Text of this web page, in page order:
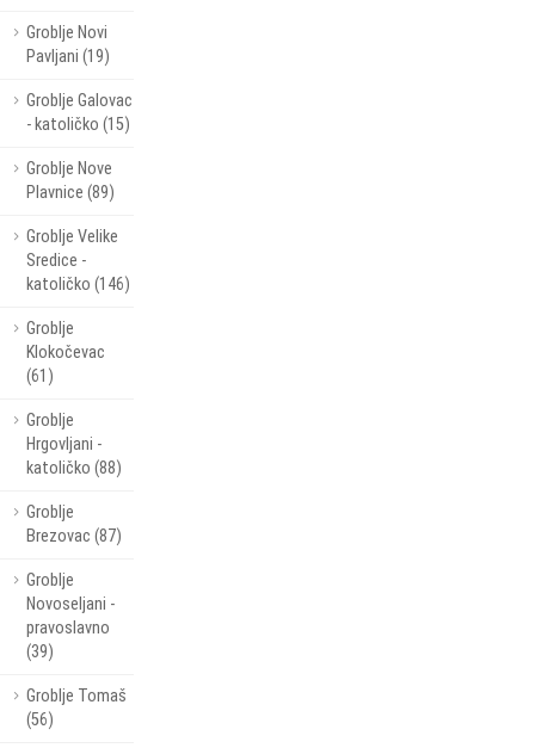
Groblje Novi
Pavljani (19)
Groblje Galovac
- katoličko (15)
Groblje Nove
Plavnice (89)
Groblje Velike
Sredice -
katoličko (146)
Groblje
Klokočevac
(61)
Groblje
Hrgovljani -
katoličko (88)
Groblje
Brezovac (87)
Groblje
Novoseljani -
pravoslavno
(39)
Groblje Tomaš
(56)